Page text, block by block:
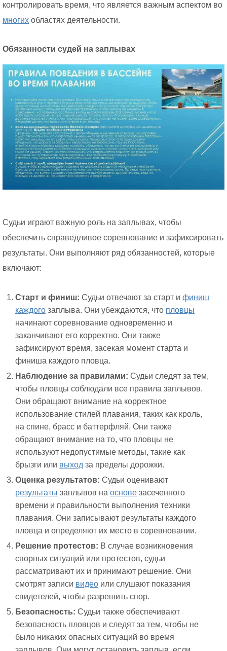
контролировать время, что является важным аспектом во
многих областях деятельности.
Обязанности судей на заплывах
Судьи играют важную роль на заплывах, чтобы
обеспечить справедливое соревнование и зафиксировать
результаты. Они выполняют ряд обязанностей, которые
включают:
Старт и финиш: Судьи отвечают за старт и финиш
каждого заплыва. Они убеждаются, что пловцы
начинают соревнование одновременно и
заканчивают его корректно. Они также
зафиксируют время, засекая момент старта и
финиша каждого пловца.
Наблюдение за правилами: Судьи следят за тем,
чтобы пловцы соблюдали все правила заплывов.
Они обращают внимание на корректное
использование стилей плавания, таких как кроль,
на спине, брасс и баттерфляй. Они также
обращают внимание на то, что пловцы не
используют недопустимые методы, такие как
брызги или выход за пределы дорожки.
Оценка результатов: Судьи оценивают
результаты заплывов на основе засеченного
времени и правильности выполнения техники
плавания. Они записывают результаты каждого
пловца и определяют их место в соревновании.
Решение протестов: В случае возникновения
спорных ситуаций или протестов, судьи
рассматривают их и принимают решение. Они
смотрят записи видео или слушают показания
свидетелей, чтобы разрешить спор.
Безопасность: Судьи также обеспечивают
безопасность пловцов и следят за тем, чтобы не
было никаких опасных ситуаций во время